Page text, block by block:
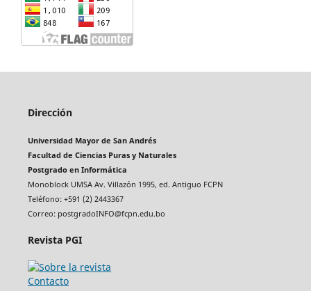
Dirección
Universidad Mayor de San Andrés
Facultad de Ciencias Puras y Naturales
Postgrado en Informática
Monoblock UMSA Av. Villazón 1995, ed. Antiguo FCPN
Teléfono: +591 (2) 2443367
Correo: postgradoINFO@fcpn.edu.bo
Revista PGI
Contacto